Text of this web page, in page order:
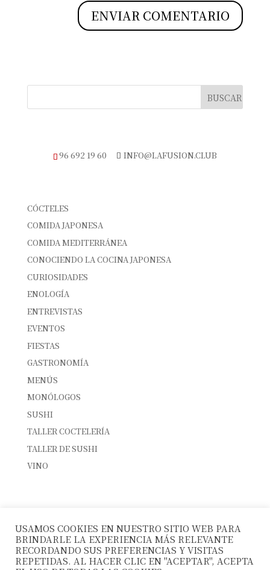
96 692 19 60 INFO@LAFUSION.CLUB
CÓCTELES
COMIDA JAPONESA
COMIDA MEDITERRÁNEA
CONOCIENDO LA COCINA JAPONESA
CURIOSIDADES
ENOLOGÍA
ENTREVISTAS
EVENTOS
FIESTAS
GASTRONOMÍA
MENÚS
MONÓLOGOS
SUSHI
TALLER COCTELERÍA
TALLER DE SUSHI
VINO
SUSHI & CÓCTELES: EL MARIDAJE PERFECTO
10º ANIVERSARIO LA FUSIÓN
MENÚS DE GRUPO – NAVIDAD 2025/26
USAMOS COOKIES EN NUESTRO SITIO WEB PARA
BRINDARLE LA EXPERIENCIA MÁS RELEVANTE
RECORDANDO SUS PREFERENCIAS Y VISITAS
REPETIDAS. AL HACER CLIC EN "ACEPTAR", ACEPTA